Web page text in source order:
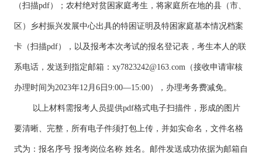
（扫描pdf）；农村绝对贫困家庭考生，将家庭所在地的县（市、
区）乡村振兴发展中心出具的特困证明及特困家庭基本情况档案
卡（扫描pdf），以及报考本次考试的报名登记表，考生本人的联
系电话，发送到指定邮箱： xy7823242@163.com （接收申请审核
办理时间为2023年12月6日9:00—15:00），办理考务费减免。
以上材料需报考人员提供pdf格式电子扫描件，形成的图片
要清晰、完整，所有电子件须打包上传，并如实命名，文件名格
式为：报名序号 报考岗位名称 姓名。邮件发送成功依据为邮箱自